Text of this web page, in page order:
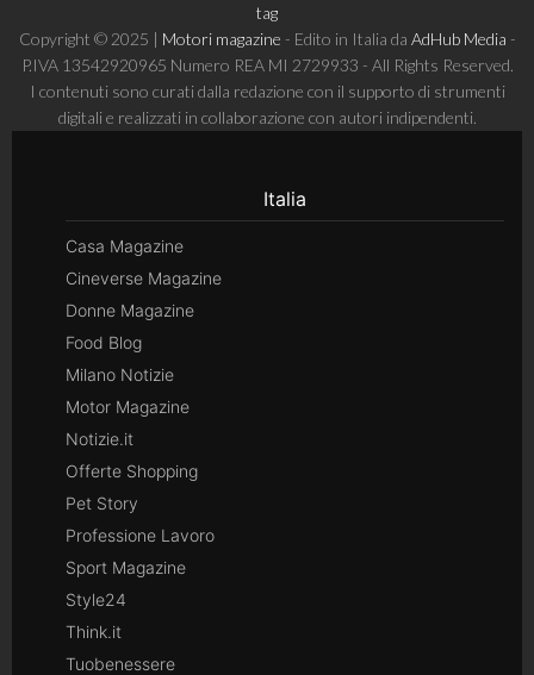
tag
Copyright © 2025 | Motori magazine - Edito in Italia da AdHub Media -
P.IVA 13542920965 Numero REA MI 2729933 - All Rights Reserved.
I contenuti sono curati dalla redazione con il supporto di strumenti
digitali e realizzati in collaborazione con autori indipendenti.
Italia
Casa Magazine
Cineverse Magazine
Donne Magazine
Food Blog
Milano Notizie
Motor Magazine
Notizie.it
Offerte Shopping
Pet Story
Professione Lavoro
Sport Magazine
Style24
Think.it
Tuobenessere